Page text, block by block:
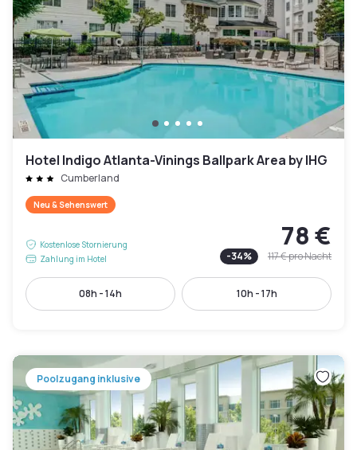
Hotel Indigo Atlanta-Vinings Ballpark Area by IHG
Cumberland
Neu & Sehenswert
Kostenlose Stornierung
Zahlung im Hotel
78 €
-34% 117 €pro Nacht
08h - 14h 10h - 17h
Poolzugang inklusive